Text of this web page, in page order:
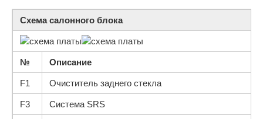
Схема салонного блока
№ Описание
F1 Очиститель заднего стекла
F3 Система SRS